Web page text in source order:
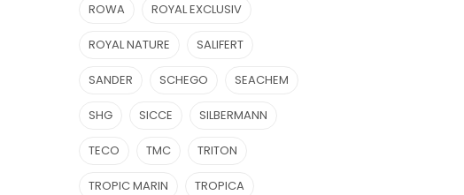
ROWA ROYAL EXCLUSIV
ROYAL NATURE SALIFERT
SANDER SCHEGO SEACHEM
SHG SICCE SILBERMANN
TECO TMC TRITON
TROPIC MARIN TROPICA